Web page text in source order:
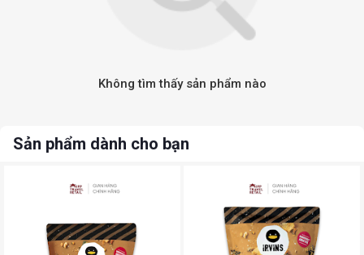
Không tìm thấy sản phẩm nào
Sản phẩm dành cho bạn